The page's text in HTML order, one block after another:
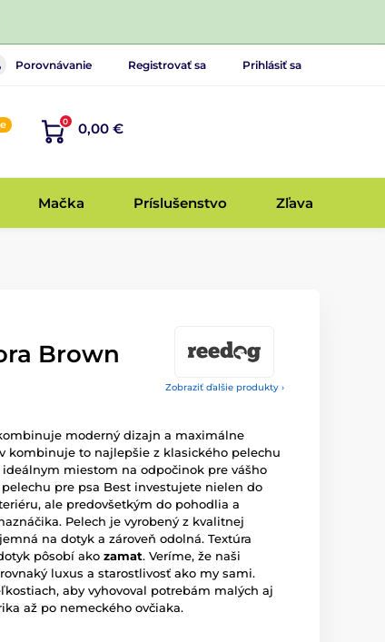
Porovnávanie Registrovať sa Prihlásiť sa
0 0,00 €
Mačka Príslušenstvo Zľava
Zobraziť ďalšie produkty ›
Brown
moderný dizajn a maximálne
kombinuje to najlepšie z klasického pelechu
ideálnym miestom na odpočinok pre vášho
pre psa Best investujete nielen do
ale predovšetkým do pohodlia a
Pelech je vyrobený z kvalitnej
na dotyk a zároveň odolná. Textúra
pôsobí ako zamat. Veríme, že naši
luxus a starostlivosť ako my sami.
aby vyhovoval potrebám malých aj
až po nemeckého ovčiaka.